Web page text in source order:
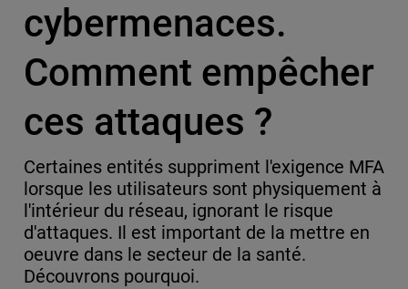
cybermenaces.
Comment empêcher
ces attaques ?
Certaines entités suppriment l'exigence MFA
lorsque les utilisateurs sont physiquement à
l'intérieur du réseau, ignorant le risque
d'attaques. Il est important de la mettre en
oeuvre dans le secteur de la santé.
Découvrons pourquoi.